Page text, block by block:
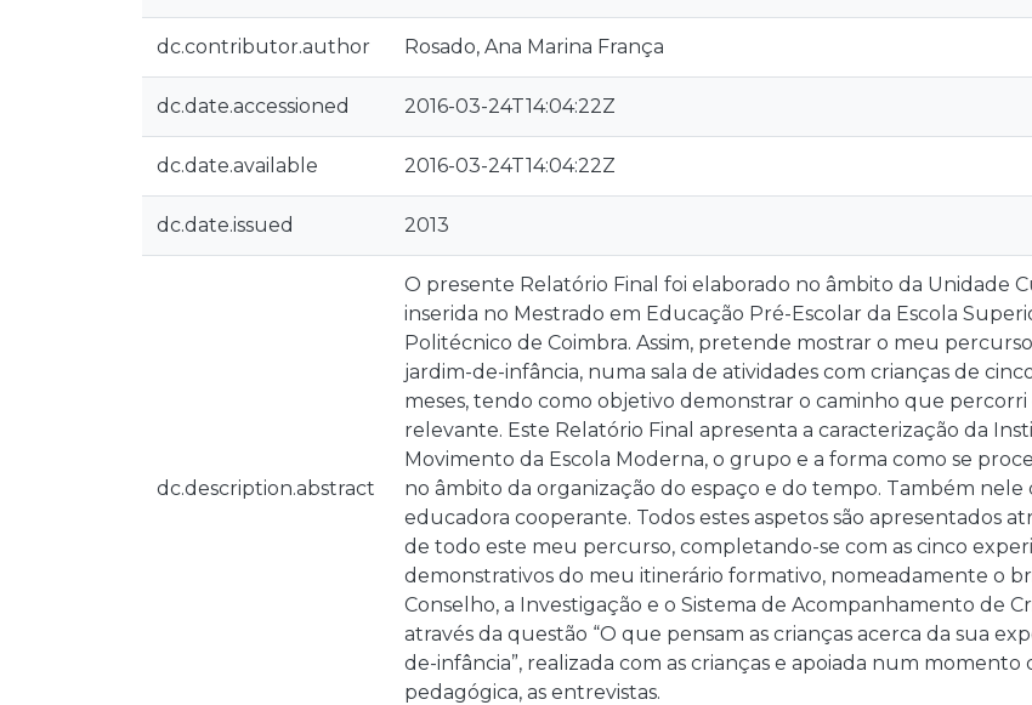
dc.contributor.author Rosado, Ana Marina França
dc.date.accessioned 2016-03-24T14:04:22Z
dc.date.available 2016-03-24T14:04:22Z
dc.date.issued 2013
dc.description.abstract
O presente Relatório Final foi elaborado no âmbito da Unidade
inserida no Mestrado em Educação Pré-Escolar da Escola
Politécnico de Coimbra. Assim, pretende mostrar o meu
jardim-de-infância, numa sala de atividades com crianças de
meses, tendo como objetivo demonstrar o caminho que
relevante. Este Relatório Final apresenta a caracterização da
Movimento da Escola Moderna, o grupo e a forma como se
no âmbito da organização do espaço e do tempo. Também nele
educadora cooperante. Todos estes aspetos são apresentados
de todo este meu percurso, completando-se com as cinco
demonstrativos do meu itinerário formativo, nomeadamente o
Conselho, a Investigação e o Sistema de Acompanhamento de
através da questão “O que pensam as crianças acerca da sua
de-infância”, realizada com as crianças e apoiada num
pedagógica, as entrevistas.